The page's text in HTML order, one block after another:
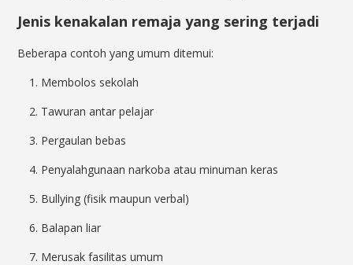
Jenis kenakalan remaja yang sering terjadi
Beberapa contoh yang umum ditemui:
Membolos sekolah
Tawuran antar pelajar
Pergaulan bebas
Penyalahgunaan narkoba atau minuman keras
Bullying (fisik maupun verbal)
Balapan liar
Merusak fasilitas umum